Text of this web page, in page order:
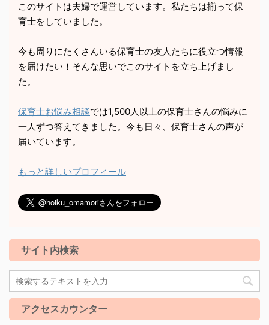
このサイトは夫婦で運営しています。私たちは揃って保
育士をしていました。
今も周りにたくさんいる保育士の友人たちに役立つ情報
を届けたい！そんな思いでこのサイトを立ち上げまし
た。
保育士お悩み相談では1,500人以上の保育士さんの悩みに
一人ずつ答えてきました。今も日々、保育士さんの声が
届いています。
もっと詳しいプロフィール
サイト内検索
アクセスカウンター